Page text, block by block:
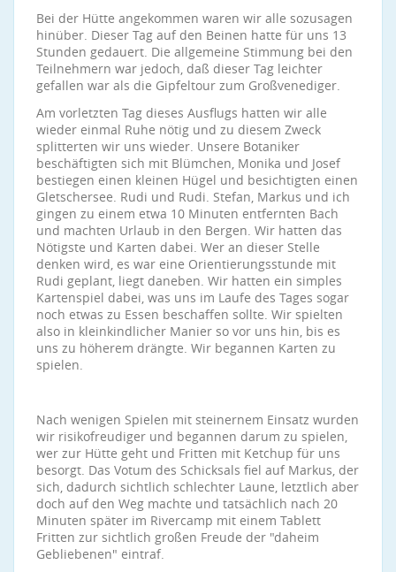
Bei der Hütte angekommen waren wir alle sozusagen
hinüber. Dieser Tag auf den Beinen hatte für uns 13
Stunden gedauert. Die allgemeine Stimmung bei den
Teilnehmern war jedoch, daß dieser Tag leichter
gefallen war als die Gipfeltour zum Großvenediger.
Am vorletzten Tag dieses Ausflugs hatten wir alle
wieder einmal Ruhe nötig und zu diesem Zweck
splitterten wir uns wieder. Unsere Botaniker
beschäftigten sich mit Blümchen, Monika und Josef
bestiegen einen kleinen Hügel und besichtigten einen
Gletschersee. Rudi und Rudi. Stefan, Markus und ich
gingen zu einem etwa 10 Minuten entfernten Bach
und machten Urlaub in den Bergen. Wir hatten das
Nötigste und Karten dabei. Wer an dieser Stelle
denken wird, es war eine Orientierungsstunde mit
Rudi geplant, liegt daneben. Wir hatten ein simples
Kartenspiel dabei, was uns im Laufe des Tages sogar
noch etwas zu Essen beschaffen sollte. Wir spielten
also in kleinkindlicher Manier so vor uns hin, bis es
uns zu höherem drängte. Wir begannen Karten zu
spielen.
Nach wenigen Spielen mit steinernem Einsatz wurden
wir risikofreudiger und begannen darum zu spielen,
wer zur Hütte geht und Fritten mit Ketchup für uns
besorgt. Das Votum des Schicksals fiel auf Markus, der
sich, dadurch sichtlich schlechter Laune, letztlich aber
doch auf den Weg machte und tatsächlich nach 20
Minuten später im Rivercamp mit einem Tablett
Fritten zur sichtlich großen Freude der "daheim
Gebliebenen" eintraf.